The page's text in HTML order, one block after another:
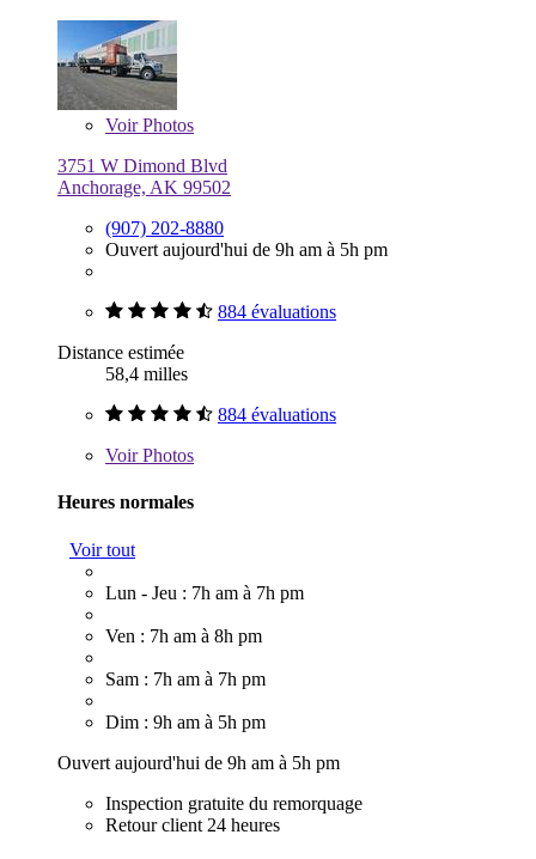
VoirPhotos
3751 W Dimond Blvd
Anchorage, AK 99502
(907) 202-8880
Ouvert aujourd'hui de 9h am à 5h pm
884 évaluations
Distance estimée
58,4 milles
884 évaluations
VoirPhotos
Heures normales
Voir tout
Lun - Jeu : 7h am à 7h pm
Ven : 7h am à 8h pm
Sam : 7h am à 7h pm
Dim : 9h am à 5h pm
Ouvert aujourd'hui de 9h am à 5h pm
Inspection gratuite du remorquage
Retour client 24 heures